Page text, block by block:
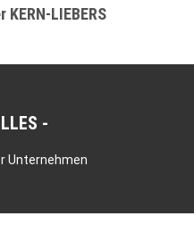
LIEBERS
Unternehmen